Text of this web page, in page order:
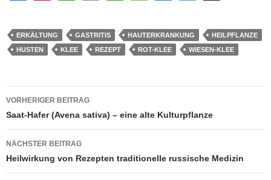
c
e
o
o
k
er
e
at
s
p
p
ail e
ss
a
e
ss
e
g
er
e
gr
m
ERKÄLTUNG GASTRITIS HAUTERKRANKUNG
HEILPFLANZE
HUSTEN
KLEE REZEPT ROT-KLEE WIESEN-KLEE
Beitragsnavigation
VORHERIGER BEITRAG
Saat-Hafer (Avena sativa) – eine alte Kulturpflanze
NÄCHSTER BEITRAG
Heilwirkung von Rezepten traditionelle russische Medizin